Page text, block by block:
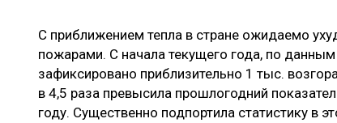
ЛОГИСТИКА
ПРОИЗВОДСТВО ДРЕВЕСНЫХ ПЛИТ
ЦБП
С приближением тепла в стране ожидаемо
пожарами. С начала текущего года, по
зафиксировано приблизительно 1 тыс.
в 4,5 раза превысила прошлогодний
году. Существенно подпортила статистику в